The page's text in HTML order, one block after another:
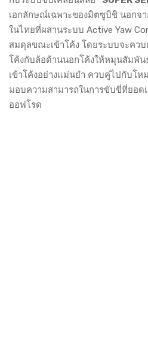
เอกลักษณ์เฉพาะของมิตซูบิชิ นอกจ
ในไทยที่ผสานระบบ Active Yaw
สมดุลขณะเข้าโค้ง โดยระบบจะคว
โค้งกับล้อด้านนอกโค้งให้หมุนสัมพัน
เข้าโค้งอย่างแม่นยำ ควบคู่ไปกับโ
มอบความสามารถในการขับขี่ที่ยอด
ออฟโรด